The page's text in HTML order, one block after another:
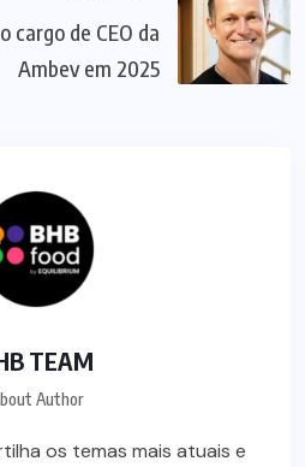
cargo de CEO da
Ambev em 2025
TEAM
Author
os temas mais atuais e